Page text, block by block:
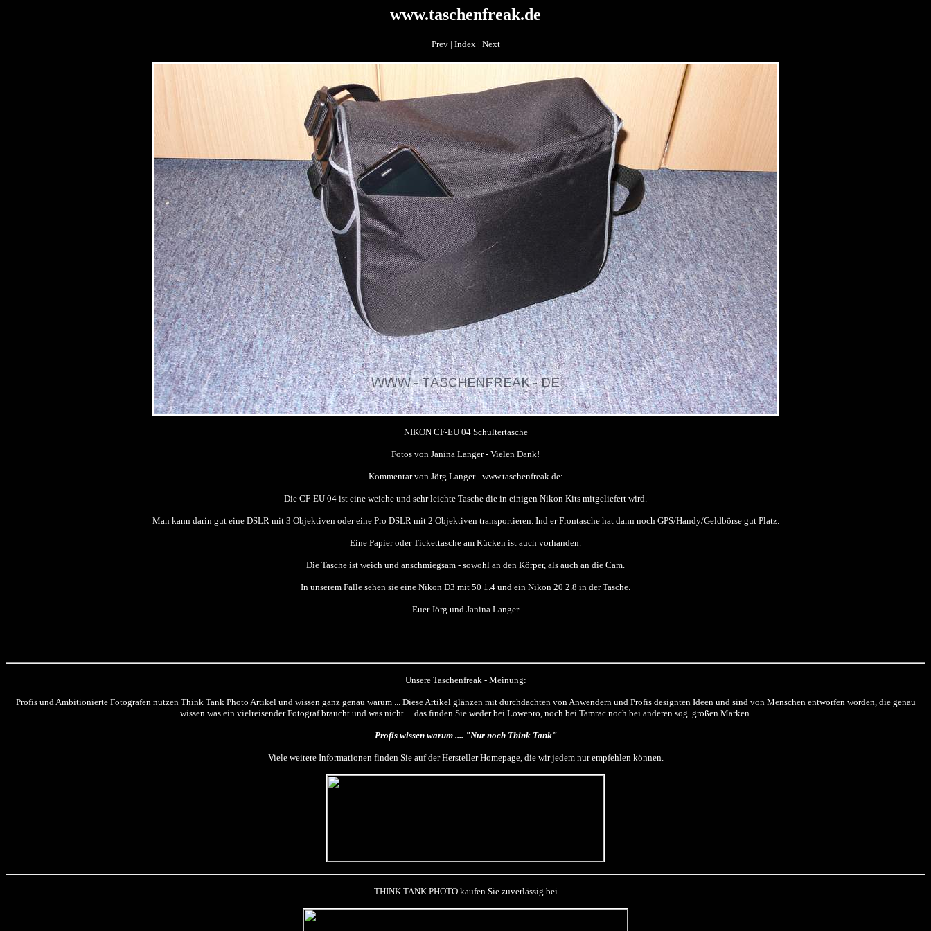
www.taschenfreak.de
Prev| Index| Next
NIKON CF-EU 04 Schultertasche
Fotos von Janina Langer - Vielen Dank!
Kommentar von Jörg Langer - www.taschenfreak.de:
Die CF-EU 04 ist eine weiche und sehr leichte Tasche die in einigen Nikon Kits mitgeliefert wird.
Man kann darin gut eine DSLR mit 3 Objektiven oder eine Pro DSLR mit 2 Objektiven transportieren. Ind er Frontasche hat dann noch GPS/Handy/Geldbörse gut Platz.
Eine Papier oder Tickettasche am Rücken ist auch vorhanden.
Die Tasche ist weich und anschmiegsam - sowohl an den Körper, als auch an die Cam.
In unserem Falle sehen sie eine Nikon D3 mit 50 1.4 und ein Nikon 20 2.8 in der Tasche.
Euer Jörg und Janina Langer
Unsere Taschenfreak - Meinung:
Profis und Ambitionierte Fotografen nutzen Think Tank Photo Artikel und wissen ganz genau warum ... Diese Artikel glänzen mit durchdachten von Anwendern und Profis designten Ideen und sind von Menschen entworfen worden, die genau
wissen was ein vielreisender Fotograf braucht und was nicht ... das finden Sie weder bei Lowepro, noch bei Tamrac noch bei anderen sog. großen Marken.
Profis wissen warum .... "Nur noch Think Tank"
Viele weitere Informationen finden Sie auf der Hersteller Homepage, die wir jedem nur empfehlen können.
THINK TANK PHOTO kaufen Sie zuverlässig bei